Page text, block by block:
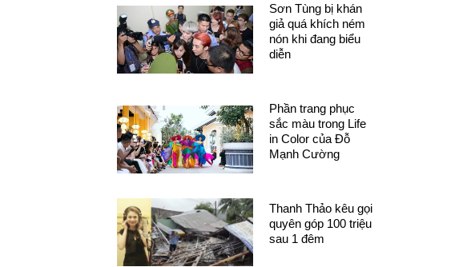
Sơn Tùng bị khán
giả quá khích ném
nón khi đang biểu
diễn
Phần trang phục
sắc màu trong Life
in Color của Đỗ
Mạnh Cường
Thanh Thảo kêu gọi
quyên góp 100 triệu
sau 1 đêm